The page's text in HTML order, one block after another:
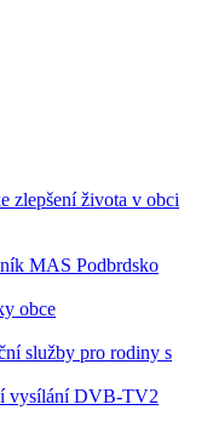
zlepšení života v obci
MAS Podbrdsko
obce
služby pro rodiny s
vysílání DVB-TV2